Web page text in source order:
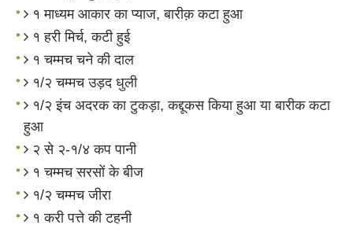
१ माध्यम आकार का प्याज, बारीक़ कटा हुआ
१ हरी मिर्च, कटी हुई
१ चम्मच चने की दाल
१/२ चम्मच उड़द धुली
१/२ इंच अदरक का टुकड़ा, कद्दूकस किया हुआ या बारीक कटा
हुआ
२ से २-१/४ कप पानी
१ चम्मच सरसों के बीज
१/२ चम्मच जीरा
१ करी पत्ते की टहनी